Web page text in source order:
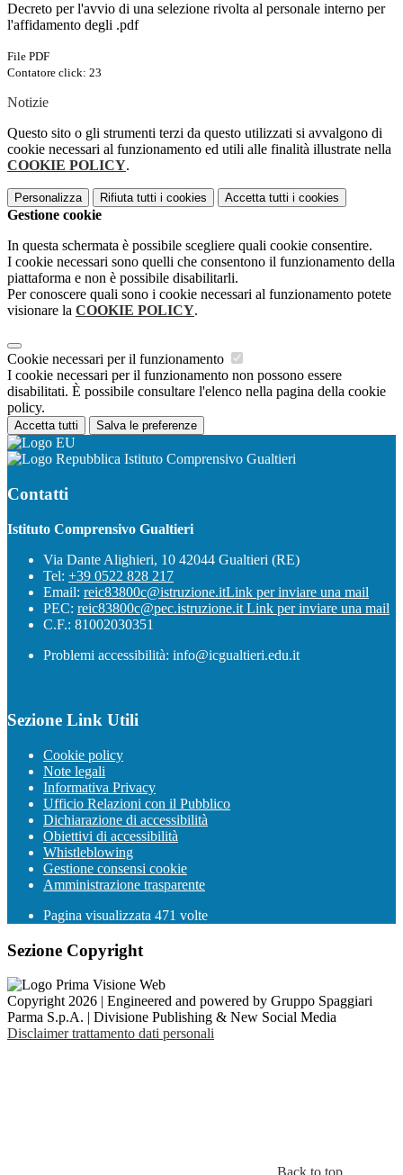
Decreto per l'avvio di una selezione rivolta al personale interno per
l'affidamento degli .pdf
File PDF
Contatore click: 23
Notizie
Questo sito o gli strumenti terzi da questo utilizzati si avvalgono di
cookie necessari al funzionamento ed utili alle finalità illustrate nella
COOKIE POLICY.
Personalizza Rifiuta tutti i cookies Accetta tutti i cookies
Gestione cookie
In questa schermata è possibile scegliere quali cookie consentire.
I cookie necessari sono quelli che consentono il funzionamento della
piattaforma e non è possibile disabilitarli.
Per conoscere quali sono i cookie necessari al funzionamento potete
visionare la COOKIE POLICY.
Cookie necessari per il funzionamento
I cookie necessari per il funzionamento non possono essere
disabilitati. È possibile consultare l'elenco nella pagina della cookie
policy.
Accetta tutti Salva le preferenze
Istituto Comprensivo Gualtieri
Contatti
Istituto Comprensivo Gualtieri
Via Dante Alighieri, 10 42044 Gualtieri (RE)
Tel: +39 0522 828 217
Email: reic83800c@istruzione.itLink per inviare una mail
PEC: reic83800c@pec.istruzione.it Link per inviare una mail
C.F.: 81002030351
Problemi accessibilità: info@icgualtieri.edu.it
Sezione Link Utili
Cookie policy
Note legali
Informativa Privacy
Ufficio Relazioni con il Pubblico
Dichiarazione di accessibilità
Obiettivi di accessibilità
Whistleblowing
Gestione consensi cookie
Amministrazione trasparente
Pagina visualizzata 471 volte
Sezione Copyright
Copyright 2026 | Engineered and powered by Gruppo Spaggiari
Parma S.p.A. | Divisione Publishing & New Social Media
Disclaimer trattamento dati personali